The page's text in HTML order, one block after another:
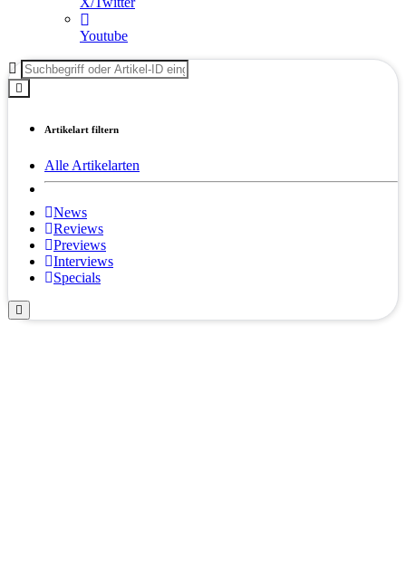
Youtube
Artikelart filtern
Alle Artikelarten
News
Reviews
Previews
Interviews
Specials